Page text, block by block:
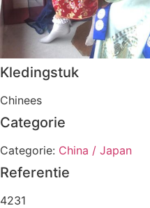
Kledingstuk
Chinees
Categorie
Categorie: China / Japan
Referentie
4231